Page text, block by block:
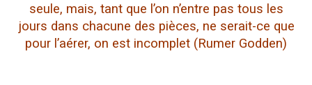
seule, mais, tant que l’on n’entre pas tous les
jours dans chacune des pièces, ne serait-ce que
pour l’aérer, on est incomplet (Rumer Godden)